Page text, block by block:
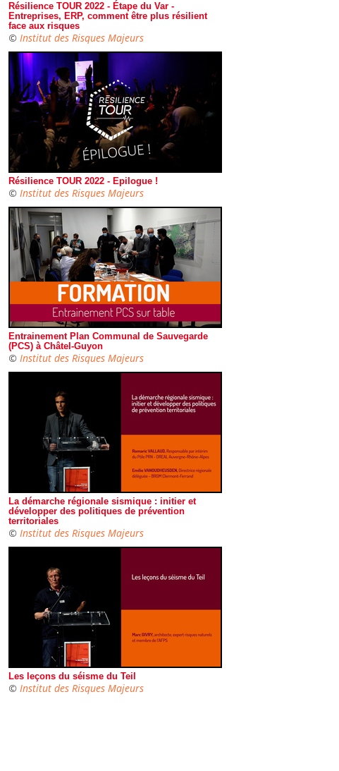
Résilience TOUR 2022 - Étape du Var -
Entreprises, ERP, comment être plus résilient
face aux risques
© Institut des Risques Majeurs
Résilience TOUR 2022 - Epilogue !
© Institut des Risques Majeurs
Entrainement Plan Communal de Sauvegarde
(PCS) à Châtel-Guyon
© Institut des Risques Majeurs
La démarche régionale sismique : initier et
développer des politiques de prévention
territoriales
© Institut des Risques Majeurs
Les leçons du séisme du Teil
© Institut des Risques Majeurs